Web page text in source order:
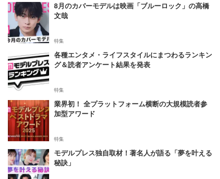
8月のカバーモデルは映画「ブルーロック」の高橋
文哉
特集
各種エンタメ・ライフスタイルにまつわるランキン
グ＆読者アンケート結果を発表
特集
業界初！ 全プラットフォーム横断の大規模読者参
加型アワード
特集
モデルプレス独自取材！著名人が語る「夢を叶える
秘訣」